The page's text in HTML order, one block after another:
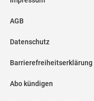
AGB
Datenschutz
Barrierefreiheitserklärung
Abo kündigen